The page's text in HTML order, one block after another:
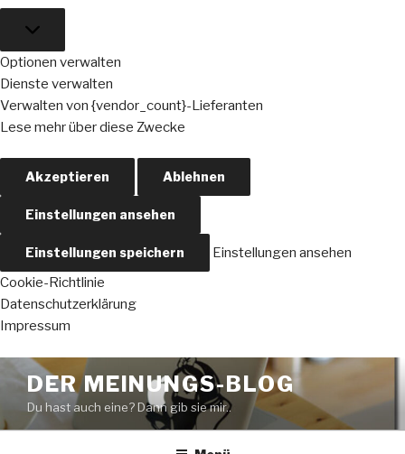
Optionen verwalten
Dienste verwalten
Verwalten von {vendor_count}-Lieferanten
Lese mehr über diese Zwecke
Akzeptieren Ablehnen
Einstellungen ansehen
Einstellungen speichern
Einstellungen ansehen
Cookie-Richtlinie
Datenschutzerklärung
Impressum
Zum
Inhalt
springen
DER MEINUNGS-BLOG
Du hast auch eine? Dann gib sie mir..